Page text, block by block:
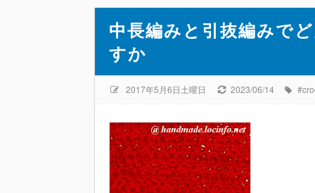
中長編みと引抜編みで
すか
2017年5月6日土曜日 2023/06/14